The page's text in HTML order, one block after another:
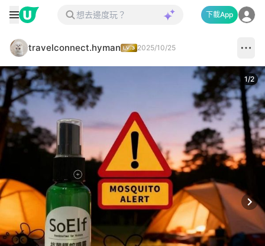
下載App
travelconnect.hyman 2025/10/25
1/2